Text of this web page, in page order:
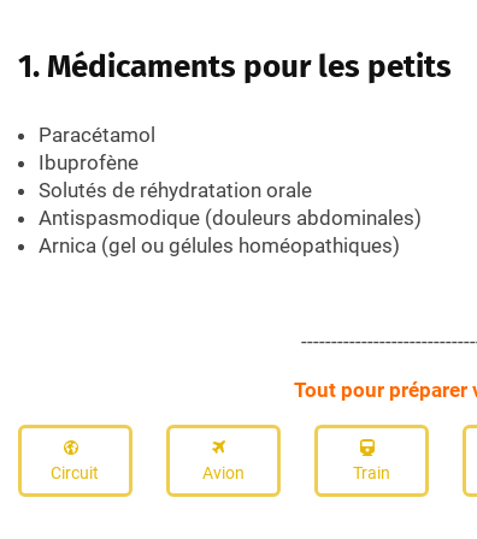
1. Médicaments pour les petits
Paracétamol
Ibuprofène
Solutés de réhydratation orale
Antispasmodique (douleurs abdominales)
Arnica (gel ou gélules homéopathiques)
Tout pour préparer
Circuit Avion Train